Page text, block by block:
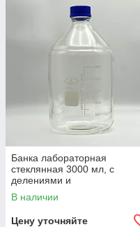
Банка лабораторная
стеклянная 3000 мл, с
делениями и
навинчивающейся
полипропиленовой крышкой,
В наличии
Цену уточняйте